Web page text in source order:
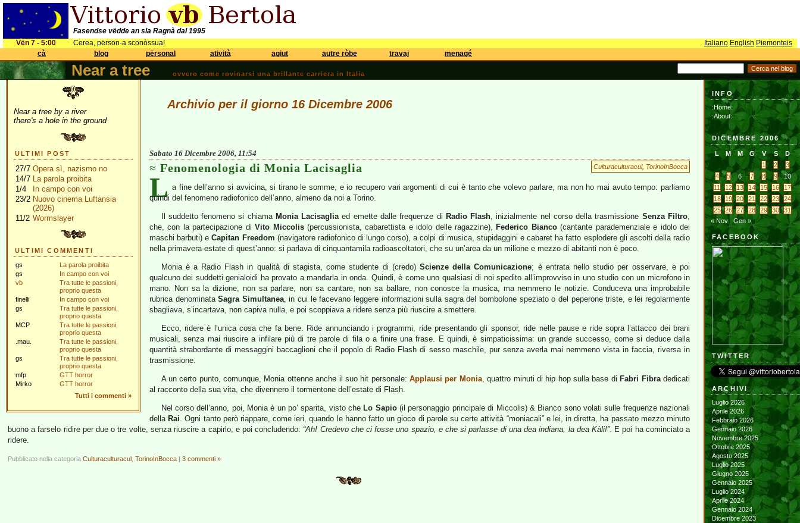
Fasendse vëdde an sla Ragnà dal 1995
Vën 7 - 5:00
Cerea, përson-a sconòssua! Italiano English Piemonteis
cà
blog përsonal atività agiut autre ròbe travaj menagé
Near a tree ovvero come rovinarsi una brillante carriera in Italia
Near a tree by a river
there's a hole in the ground
ULTIMI POST
27/7 Opera sì, nazismo no
14/7 La parola proibita
1/4
In campo con voi
23/2 Nuovo cinema Luftansia
(2026)
11/2 Wormslayer
ULTIMI COMMENTI
gs
La parola proibita
gs
In campo con voi
vb
Tra tutte le passioni,
proprio questa
finelli
In campo con voi
gs
Tra tutte le passioni,
proprio questa
MCP
Tra tutte le passioni,
proprio questa
.mau.
Tra tutte le passioni,
proprio questa
gs
Tra tutte le passioni,
proprio questa
mfp
GTT horror
Mirko
GTT horror
Tutti i commenti »
Archivio per il giorno 16 Dicembre 2006
Sabato 16 Dicembre 2006, 11:54
Culturaculturacul, TorinoInBocca
Fenomenologia di Monia Lacisaglia
L a fine dell’anno si avvicina, si tirano le somme, e io recupero vari argomenti di cui è tanto che volevo parlare, ma non ho mai avuto tempo: parliamo
quindi del fenomeno radiofonico dell’anno, almeno da noi a Torino.
Il suddetto fenomeno si chiama Monia Lacisagliaed emette dalle frequenze di Radio Flash, inizialmente nel corso della trasmissione Senza Filtro,
che, con la partecipazione diVito Miccolis(percussionista, cabarettista e idolo delle ragazzine), Federico Bianco(cantante parademenziale e idolo dei
maschi barbuti) eCapitan Freedom (navigatore radiofonico di lungo corso), a colpi di musica, stupidaggini e cabaret ha fatto esplodere gli ascolti della radio
nella primavera-estate di quest’anno: si parlava di cinquantamila radioascoltatori, che su un’area da un milione e mezzo di abitanti non è poco.
Monia è a Radio Flash in qualità di stagista, come studente di (credo)Scienze della Comunicazione; è entrata nello studio per osservare, e poi
qualcuno dei suddetti genialoidi ha provato a mandarla in onda. Quindi, è come uno qualsiasi di noi spedito all’improvviso in uno studio con un microfono in
mano. Non sa la dizione, non sa parlare, non sa cantare, non sa ballare, non conosce la musica, ma nemmeno le notizie. Conduceva una improbabile
rubrica denominataSagra Simultanea, in cui le facevano leggere informazioni sulla sagra del bombolone speziato o del peperone triste, e lei regolarmente
sbagliava, s’incartava, non capiva nulla, e poi scoppiava a ridere senza più riuscire a smettere.
Ecco, ridere è l’unica cosa che fa bene. Ride annunciando i programmi, ride presentando gli sponsor, ride nelle pause e ride sopra l’attacco dei brani
musicali, senza mai riuscire a infilare più di tre parole di fila o a finire una frase. E quindi, è simpaticissima: un grande successo, come si deduce dalla
quantità strabordante di messaggini baccaglioni che il popolo di Radio Flash di sesso maschile, pur senza averla mai nemmeno vista in faccia, riversa in
trasmissione.
A un certo punto, comunque, Monia ottenne anche il suo hit personale:Applausi per Monia, quattro minuti di hip hop sulla base di Fabri Fibradedicati
al racconto della sua vita, che divennero il tormentone dell’estate di Flash.
Nel corso dell’anno, poi, Monia è un po’ sparita, visto che Lo Sapio(il personaggio principale di Miccolis) & Bianco sono volati sulle frequenze nazionali
della Rai. Ogni tanto però riappare, come ieri, quando le hanno fatto un gioco di parole su certe attività “moniacali” e lei, in diretta, ha passato mezzo minuto
buono a farselo ridire per due o tre volte, senza riuscire a capirlo, e poi concludendo: “Ah! Credevo che ci fosse uno spazio, e che si parlasse di una dea indiana, la dea Kàli!”. E poi ha cominciato a
ridere.
Pubblicato nella categoria Culturaculturacul TorinoInBocca | 3 commenti »
INFO
:Home:
:About:
DICEMBRE 2006
L M M G V S
D
1
2
3
4
5 6 7 8 9
10
11
12 13 14 15 16
17
18
19 20 21 22 23
24
25
26 27 28 29 30
31
« Nov
Gen »
FACEBOOK
TWITTER
ARCHIVI
Luglio 2026
Aprile 2026
Febbraio 2026
Gennaio 2026
Novembre 2025
Ottobre 2025
Agosto 2025
Luglio 2025
Giugno 2025
Gennaio 2025
Luglio 2024
Aprile 2024
Gennaio 2024
Dicembre 2023